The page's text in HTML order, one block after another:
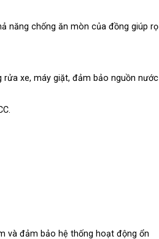
năng chống ăn mòn của đồng giúp rọ
xe, máy giặt, đảm bảo nguồn nước
và đảm bảo hệ thống hoạt động ổn